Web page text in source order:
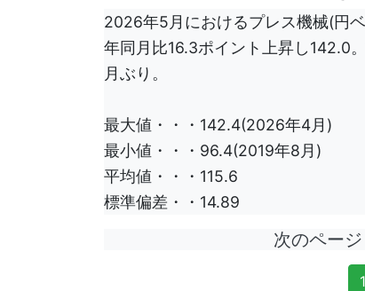
2026年5月におけるプレス機械(円
年同月比16.3ポイント上昇し142.0
月ぶり。
最大値・・・142.4(2026年4月)
最小値・・・96.4(2019年8月)
平均値・・・115.6
標準偏差・・14.89
次のページ
1